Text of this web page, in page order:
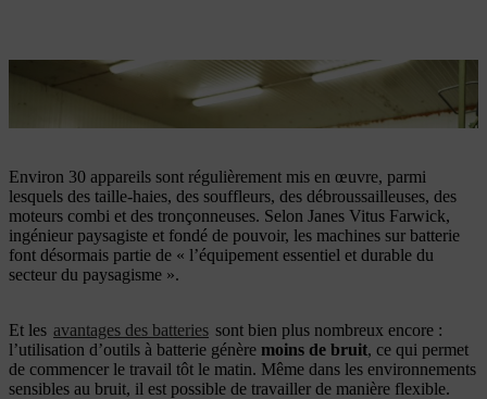
Les appareils à batterie STIHL font depuis longtemps partie
intégrante du secteur du paysagisme.
Environ 30 appareils sont régulièrement mis en œuvre, parmi
lesquels des taille-haies, des souffleurs, des débroussailleuses, des
moteurs combi et des tronçonneuses. Selon Janes Vitus Farwick,
ingénieur paysagiste et fondé de pouvoir, les machines sur batterie
font désormais partie de « l’équipement essentiel et durable du
secteur du paysagisme ».
Et les avantages des batteries sont bien plus nombreux encore :
l’utilisation d’outils à batterie génère moins de bruit, ce qui permet
de commencer le travail tôt le matin. Même dans les environnements
sensibles au bruit, il est possible de travailler de manière flexible.